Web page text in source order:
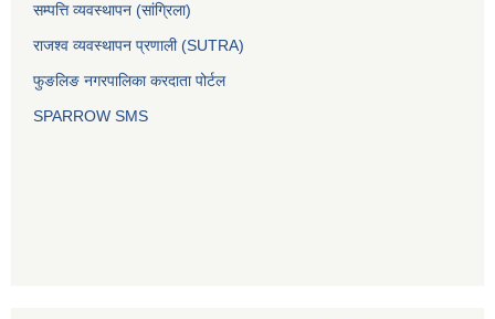
सम्पत्ति व्यवस्थापन (सांग्रिला)
राजश्व व्यवस्थापन प्रणाली (SUTRA)
फुङलिङ नगरपालिका करदाता पोर्टल
SPARROW SMS